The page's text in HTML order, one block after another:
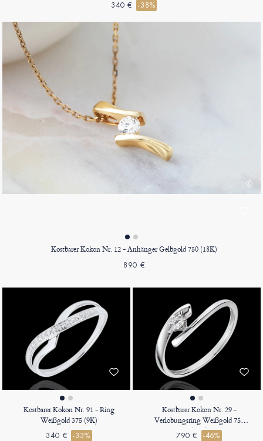
340 € -38%
Kostbarer Kokon Nr. 12 - Anhänger Gelbgold 750 (18K)
890 €
Kostbarer Kokon Nr. 91 - Ring
Weißgold 375 (9K)
340 € -33%
Kostbarer Kokon Nr. 29 -
Verlobungsring Weißgold 750
(18K)
790 € -46%